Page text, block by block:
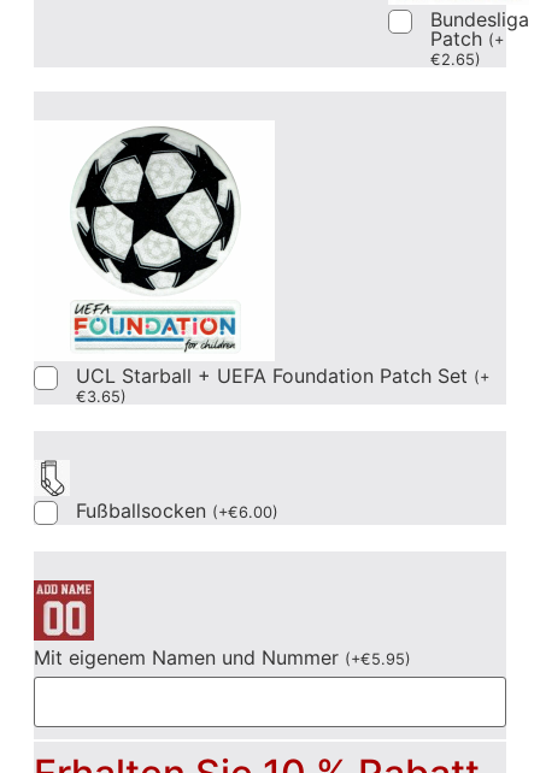
Bundesliga
Patch (+
€2.65)
UCL Starball + UEFA Foundation Patch Set (+
€3.65)
Fußballsocken (+€6.00)
Mit eigenem Namen und Nummer (+€5.95)